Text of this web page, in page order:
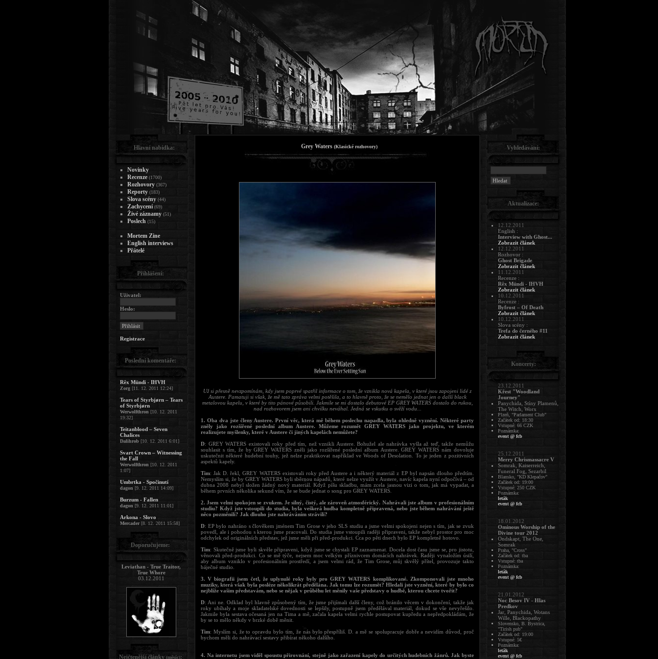
Grey Waters (Klasické rozhovory)
Už si přesně nevzpomínám, kdy jsem poprvé spatřil informace o tom, že vznikla nová kapela, v které jsou zapojeni lidé z
Austere. Pamatuji si však, že mě tato zpráva velmi potěšila, a to hlavně proto, že se nemělo jednat jen o další black
metalovou kapelu, v které by tito pánové působili. Jakmile se mi dostalo debutové EP GREY WATERS dostalo do rukou,
nad rozhovorem jsem ani chvilku neváhal. Jedná se vskutku o svěží vodu...
1. Oba dva jste členy Austere. První věc, která mě během poslechu napadla, byla ohledně vyznění. Některé party
zněly jako rozšířené poslední album Austere. Můžeme rozumět GREY WATERS jako projektu, ve kterém
realizujete myšlenky, které v Austere či jiných kapelách nemůžete?
D: GREY WATERS existovali roky před tím, než vznikli Austere. Bohužel ale nahrávka vyšla až teď, takže nemůžu
souhlasit s tím, že by GREY WATERS zněli jako rozšířené poslední album Austere. GREY WATERS nám dovoluje
uskutečnit některé hudební touhy, jež nelze praktikovat například ve Woods of Desolation. To je jeden z pozitivních
aspektů kapely.
Tim: Jak D. řekl, GREY WATERS existovali roky před Austere a i některý materiál z EP byl napsán dlouho předtím.
Nemyslím si, že by GREY WATERS byli sběrnou nápadů, které nelze využít v Austere, navíc kapela nyní odpočívá – od
dubna 2008 nebyl složen žádný nový materiál. Když píšu skladbu, mám zcela jasnou vizi o tom, jak má vypadat, a
během prvních několika sekund vím, že se bude jednat o song pro GREY WATERS.
2. Jsem velmi spokojen se zvukem. Je silný, čistý, ale zároveň atmosférický. Nahrávali jste album v profesionálním
studiu? Když jste vstoupili do studia, byla veškerá hudba kompletně připravená, nebo jste během nahrávání ještě
něco pozměnili? Jak dlouho jste nahráváním strávili?
D: EP bylo nahráno s člověkem jménem Tim Grose v jeho SLS studiu a jsme velmi spokojeni nejen s tím, jak se zvuk
povedl, ale i pohodou s kterou jsme pracovali. Do studia jsme vstoupili raději připraveni, takže nebyl prostor pro moc
odchylek od originálních představ, jež jsme měli při před-produkci. Cca po pěti dnech bylo EP kompletně hotovo.
Tim: Skutečně jsme byli skvěle připraveni, když jsme se chystali EP zaznamenat. Docela dost času jsme se, pro jistotu,
věnovali před-produkci. Co se mě týče, nejsem moc velkým příznivcem domácích nahrávek. Raději vynaložím úsilí,
aby album vzniklo v profesionálním prostředí, a jsem velmi rád, že Tim Grose, můj skvělý přítel, provozuje takto
báječné studio.
3. V biografii jsem četl, že uplynulé roky byly pro GREY WATERS komplikované. Zkomponovali jste mnoho
muziky, která však byla posléze několikrát předělána. Jak tomu lze rozumět? Hledali jste vyznění, které by bylo co
nejblíže vašim představám, nebo se nějak v průběhu let měnily vaše představy o hudbě, kterou chcete tvořit?
D: Ani ne. Odklad byl hlavně způsobený tím, že jsme přijímali další členy, což bránilo věcem v dokončení, takže jak
roky ubíhaly a moje skladatelské dovednosti se lepšily, postupně jsem předělával materiál, dokud se vše nevyřešilo.
Jakmile byla sestava očesaná jen na Tima a mě, začala kapela velmi rychle postupovat kupředu a nepředpokládám, že
by se to mělo někdy v brzké době měnit.
Tim: Myslím si, že to opravdu bylo tím, že nás bylo přespříliš. D. a mě se spolupracuje dobře a nevidím důvod, proč
bychom měli do nahrávací sestavy přibírat někoho dalšího.
4. Na internetu jsem viděl spoustu přirovnání, stejně jako zařazení kapely do určitých hudebních žánrů. Jak byste
Hlavní nabídka:
Novinky
Recenze (1700)
Rozhovory (367)
Reporty (183)
Slova scény (44)
Zachycení (69)
Živé záznamy (51)
Poslech (15)
Mortem Zine
English interviews
Přátelé
Přihlášení:
Uživatel:
Heslo:
Registrace
Poslední komentáře:
Rêx Mündi - IHVH
Zorg [11. 12. 2011 12:24]
Tears of Styrbjørn – Tears
of Styrbjørn
Werwolfthron [10. 12. 2011
19:32]
Teitanblood – Seven
Chalices
Dalihrob [10. 12. 2011 6:01]
Svart Crown – Witnessing
the Fall
Werwolfthron [10. 12. 2011
1:07]
Umbrtka - Spočinutí
dagon [9. 12. 2011 14:09]
Burzum - Fallen
dagon [9. 12. 2011 11:01]
Arkona - Slovo
Mercader[8. 12. 2011 15:58]
Doporučujeme:
Leviathan - True Traitor,
True Whore
03.12.2011
Nejčtenější články (měsíc):
Vyhledávání:
Aktualizace:
12.12.2011
English :
Interview with Ghost...
Zobrazit článek
12.12.2011
Rozhovor :
Ghost Brigade
Zobrazit článek
11.12.2011
Recenze :
Rêx Mündi - IHVH
Zobrazit článek
10.12.2011
Recenze :
Byfrost – Of Death
Zobrazit článek
10.12.2011
Slova scény :
Trefa do černého #11
Zobrazit článek
Koncerty:
23.12.2011
Křest "Woodland
Journey"
Panychida, Stíny Plamenů,
The Witch, Worx
Plzeň, "Parlament Club"
Začátek od: 18:30
Vstupné: 66 CZK
Poznámka:
event @ fcb
25.12.2011
Merry Chrismassacre V
Somrak, Kaiserreich,
Funeral Fog, Sezarbil
Blansko, "KD Klepačov"
Začátek od: 19:00
Vstupné: 250 CZK
Poznámka:
leták
event @ fcb
18.01.2012
Ominous Worship of the
Divine tour 2012
Ondskapt, The One,
Somrak
Praha, "Cross"
Začátek od: tba
Vstupné: tba
Poznámka:
leták
event @ fcb
21.01.2012
Noc Besov IV - Hlas
Predkov
Jar, Panychida, Wotans
Wille, Blackopathy
Slovensko, B. Bystrica,
"Tirish pub"
Začátek od: 19:00
Vstupné: 5€
Poznámka:
leták
event @ fcb